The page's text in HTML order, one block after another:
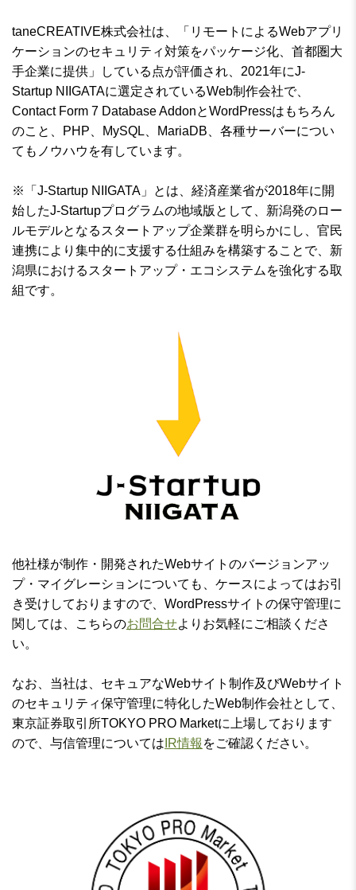
taneCREATIVE株式会社は、「リモートによるWebアプリ
ケーションのセキュリティ対策をパッケージ化、首都圏大
手企業に提供」している点が評価され、2021年にJ-
Startup NIIGATAに選定されているWeb制作会社で、
Contact Form 7 Database AddonとWordPressはもちろん
のこと、PHP、MySQL、MariaDB、各種サーバーについ
てもノウハウを有しています。
※「J-Startup NIIGATA」とは、経済産業省が2018年に開
始したJ-Startupプログラムの地域版として、新潟発のロー
ルモデルとなるスタートアップ企業群を明らかにし、官民
連携により集中的に支援する仕組みを構築することで、新
潟県におけるスタートアップ・エコシステムを強化する取
組です。
他社様が制作・開発されたWebサイトのバージョンアッ
プ・マイグレーションについても、ケースによってはお引
き受けしておりますので、WordPressサイトの保守管理に
関しては、こちらのお問合せよりお気軽にご相談くださ
い。
なお、当社は、セキュアなWebサイト制作及びWebサイト
のセキュリティ保守管理に特化したWeb制作会社として、
東京証券取引所TOKYO PRO Marketに上場しております
ので、与信管理については IR情報 をご確認ください。